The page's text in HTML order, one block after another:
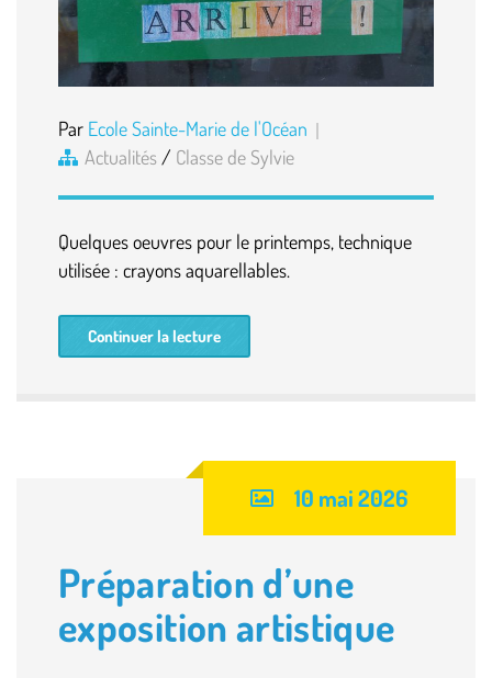
Par Ecole Sainte-Marie de l'Océan
Actualités / Classe de Sylvie
Quelques oeuvres pour le printemps, technique
utilisée : crayons aquarellables.
Continuer la lecture
10 mai 2026
Préparation d’une
exposition artistique